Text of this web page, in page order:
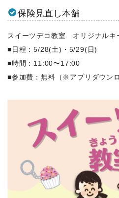
保険見直し本舗
スイーツデコ教室 オリジナルキ
■日程：5/28(土)・5/29(日)
■時間：11:00〜17:00
■参加費：無料（※アプリダウン